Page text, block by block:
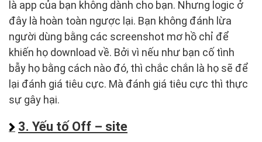
là app của bạn không dành cho bạn. Nhưng logic ở
đây là hoàn toàn ngược lại. Bạn không đánh lừa
người dùng bằng các screenshot mơ hồ chỉ để
khiến họ download về. Bởi vì nếu như bạn cố tình
bẫy họ bằng cách nào đó, thì chắc chắn là họ sẽ để
lại đánh giá tiêu cực. Mà đánh giá tiêu cực thì thực
sự gây hại.
3. Yếu tố Off – site